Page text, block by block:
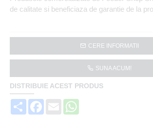
CERE INFORMATII
SUNA ACUM!
DISTRIBUIE ACEST PRODUS
Share Facebook
Email
de calitate si beneficiaza de garantie de la